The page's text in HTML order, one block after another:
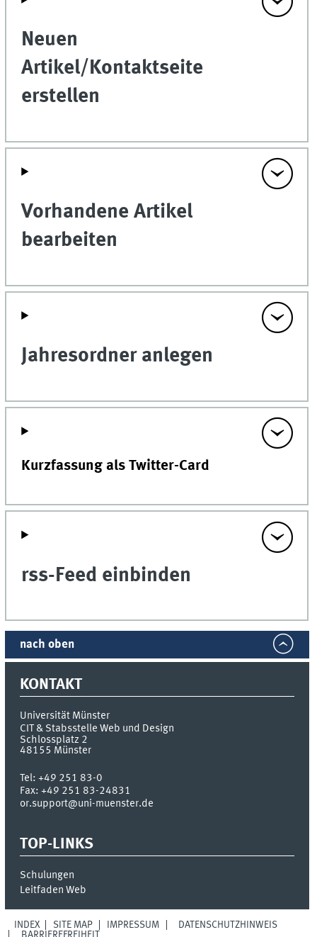
Neuen
Artikel/Kontaktseite
erstellen
Vorhandene Artikel
bearbeiten
Jahresordner anlegen
Kurzfassung als Twitter-Card
rss-Feed einbinden
nach oben
KONTAKT
Universität Münster
CIT & Stabsstelle Web und Design
Schlossplatz 2
48155 Münster
Tel:+49 251 83-0
Fax:+49 251 83-24831
or.support@uni-muenster.de
TOP-LINKS
Schulungen
Leitfaden Web
INDEX SITE MAP IMPRESSUM
DATENSCHUTZHINWEIS
BARRIEREFREIHEIT